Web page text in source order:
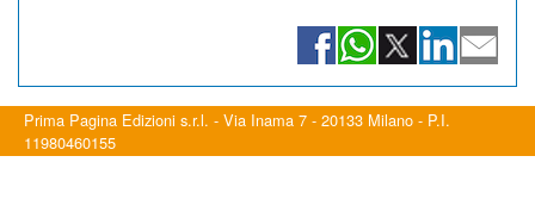
Prima Pagina Edizioni s.r.l. - Via Inama 7 - 20133 Milano - P.I.
11980460155